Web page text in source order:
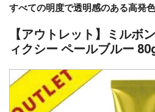
すべての明度で透明感のある高発
【アウトレット】ミルボ
ィクシー ペールブルー